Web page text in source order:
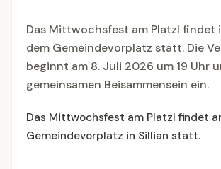
Das Mittwochsfest am Platzl findet
dem Gemeindevorplatz statt. Die
beginnt am 8. Juli 2026 um 19 Uhr
gemeinsamen Beisammensein ein.
Das Mittwochsfest am Platzl findet
Gemeindevorplatz in Sillian statt.